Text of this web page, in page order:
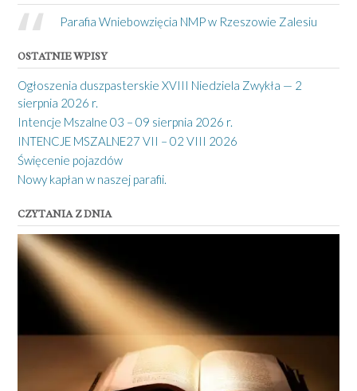
Parafia Wniebowzięcia NMP w Rzeszowie Zalesiu
OSTATNIE WPISY
Ogłoszenia duszpasterskie XVIII Niedziela Zwykła — 2
sierpnia 2026 r.
Intencje Mszalne 03 – 09 sierpnia 2026 r.
INTENCJE MSZALNE27 VII – 02 VIII 2026
Święcenie pojazdów
Nowy kapłan w naszej parafii.
CZYTANIA Z DNIA